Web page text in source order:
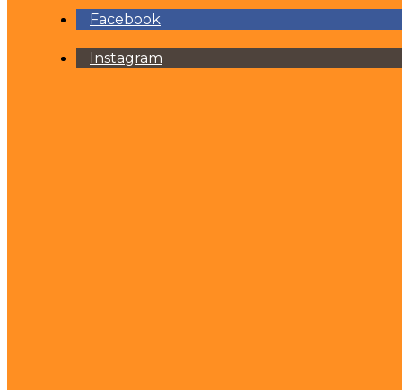
Facebook
Instagram